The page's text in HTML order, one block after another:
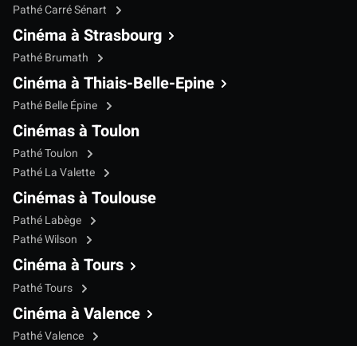
Pathé Carré Sénart
Cinéma à Strasbourg
Pathé Brumath
Cinéma à Thiais-Belle-Epine
Pathé Belle Épine
Cinémas à Toulon
Pathé Toulon
Pathé La Valette
Cinémas à Toulouse
Pathé Labège
Pathé Wilson
Cinéma à Tours
Pathé Tours
Cinéma à Valence
Pathé Valence